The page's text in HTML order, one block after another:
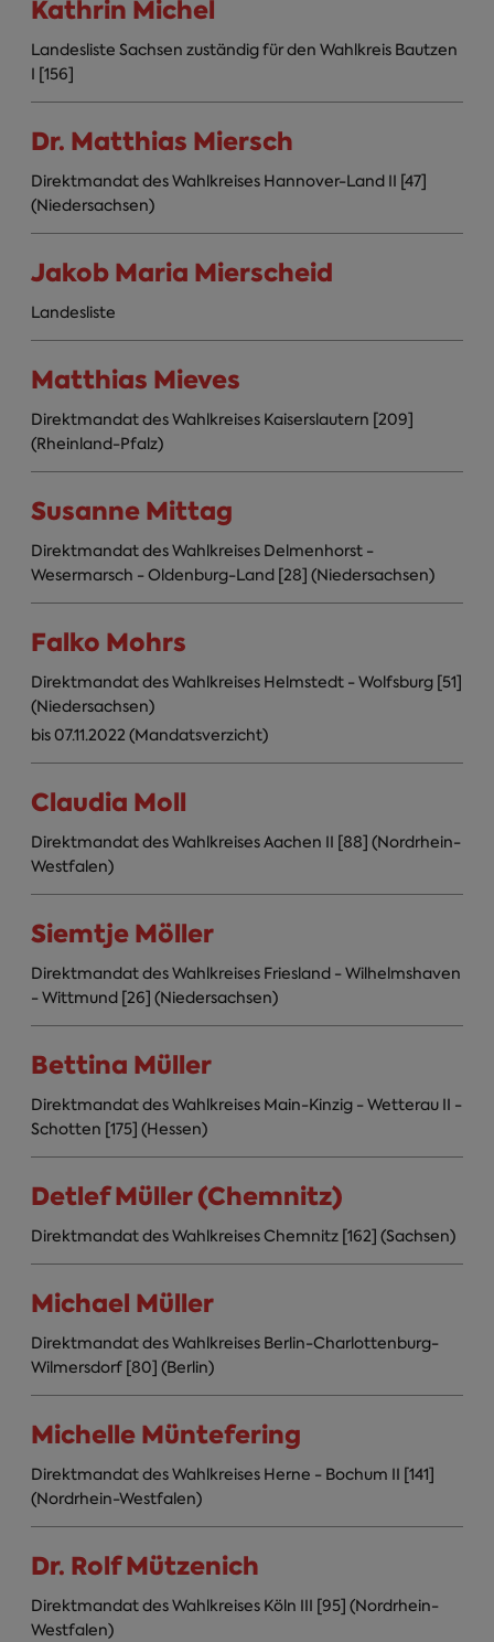
Kathrin Michel
Landesliste Sachsen zuständig für den Wahlkreis Bautzen
I [156]
Dr. Matthias Miersch
Direktmandat des Wahlkreises Hannover-Land II [47]
(Niedersachsen)
Jakob Maria Mierscheid
Landesliste
Matthias Mieves
Direktmandat des Wahlkreises Kaiserslautern [209]
(Rheinland-Pfalz)
Susanne Mittag
Direktmandat des Wahlkreises Delmenhorst -
Wesermarsch - Oldenburg-Land [28] (Niedersachsen)
Falko Mohrs
Direktmandat des Wahlkreises Helmstedt - Wolfsburg [51]
(Niedersachsen)
bis 07.11.2022 (Mandatsverzicht)
Claudia Moll
Direktmandat des Wahlkreises Aachen II [88] (Nordrhein-
Westfalen)
Siemtje Möller
Direktmandat des Wahlkreises Friesland - Wilhelmshaven
- Wittmund [26] (Niedersachsen)
Bettina Müller
Direktmandat des Wahlkreises Main-Kinzig - Wetterau II -
Schotten [175] (Hessen)
Detlef Müller (Chemnitz)
Direktmandat des Wahlkreises Chemnitz [162] (Sachsen)
Michael Müller
Direktmandat des Wahlkreises Berlin-Charlottenburg-
Wilmersdorf [80] (Berlin)
Michelle Müntefering
Direktmandat des Wahlkreises Herne - Bochum II [141]
(Nordrhein-Westfalen)
Dr. Rolf Mützenich
Direktmandat des Wahlkreises Köln III [95] (Nordrhein-
Westfalen)